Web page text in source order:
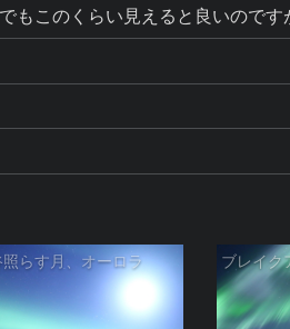
このくらい見えると良いのです
らす月、オーロラ ブレイク